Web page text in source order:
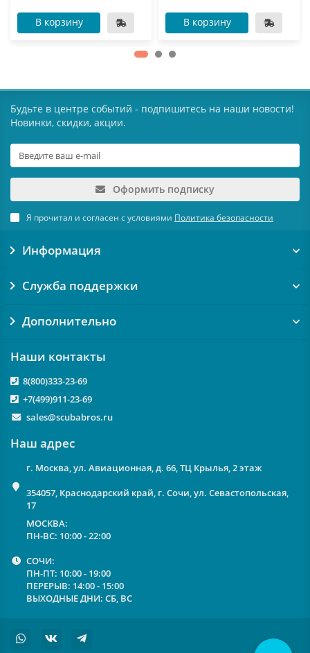
В корзину В корзину
Будьте в центре событий - подпишитесь на наши новости!
Новинки, скидки, акции.
Оформить подписку
Я прочитал и согласен с условиями Политика безопасности
Информация
Служба поддержки
Дополнительно
Наши контакты
8(800)333-23-69
+7(499)911-23-69
sales@scubabros.ru
Наш адрес
г. Москва, ул. Авиационная, д. 66, ТЦ Крылья, 2 этаж
354057, Краснодарский край, г. Сочи, ул. Севастопольская,
17
МОСКВА:
ПН-ВС: 10:00 - 22:00
СОЧИ:
ПН-ПТ: 10:00 - 19:00
ПЕРЕРЫВ: 14:00 - 15:00
ВЫХОДНЫЕ ДНИ: СБ, ВС